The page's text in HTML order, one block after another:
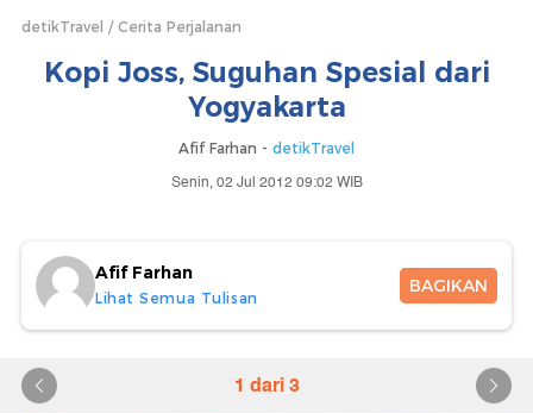
detikTravel Cerita Perjalanan
Kopi Joss, Suguhan Spesial dari
Yogyakarta
Afif Farhan - detikTravel
Senin, 02 Jul 2012 09:02 WIB
Afif Farhan
Lihat Semua Tulisan
BAGIKAN
1 dari 3